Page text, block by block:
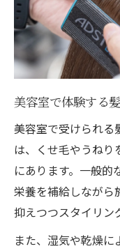
もし縮毛矯正
美容室で
美容室施
い
美容室の
縮毛矯正
心感
髪へのや
解
髪質改善スト
美容室の
美容室で体験する
美容室で受けられる
は、くせ毛やうねり
にあります。一般的
栄養を補給しながら
抑えつつスタイリン
また、湿気や乾燥